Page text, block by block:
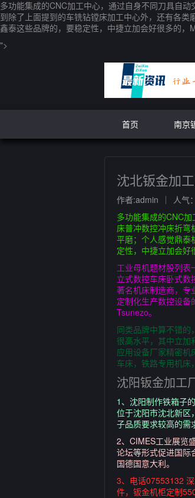
多功能集成的CNC加工中心，通过自身不同刀具自
到除了上面提到的车铣钻镗床加工中心外，还有各
鑫泰这些品牌的，要稳定性，中捷立加会好很多的，
">
首页 南京
沈北钣金加
作者:admin 人气
多功能集成的CNC
床普冲数控冲床折
平磨；个人感觉鼎泰
定性，中捷立加会好
工业母机题材股列
立式数控车床卧式
著名机床制造商，专
定制化生产数控设备
Tsunezo。
同类品牌中算不错的
很高水平，其中立加
应用设备厂家精密机
车床，铁路专用机床
沈阳钣金加工
1、沈阳制作铁箱子
位于沈阳市沈北新区
子品质要求较高的需
2、CIMES工业展览
论坛等形式促进国际
国德国意大利。
3、电话07553132
件，钣金机柜定制